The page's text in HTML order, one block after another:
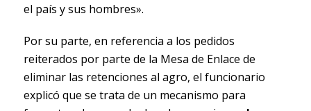
el país y sus hombres».
Por su parte, en referencia a los pedidos
reiterados por parte de la Mesa de Enlace de
eliminar las retenciones al agro, el funcionario
explicó que se trata de un mecanismo para